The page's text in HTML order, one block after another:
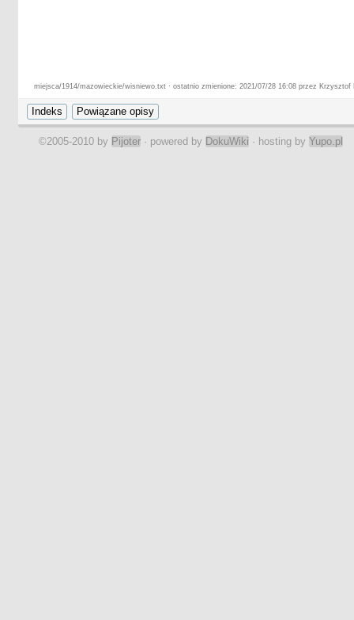
miejsca/1914/mazowieckie/wisniewo.txt · ostatnio zmienione: 2021/07/28 16:08 przez Krzysztof
©2005-2010 by Pijoter · powered by DokuWiki · hosting by Yupo.pl